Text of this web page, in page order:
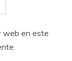
web en este